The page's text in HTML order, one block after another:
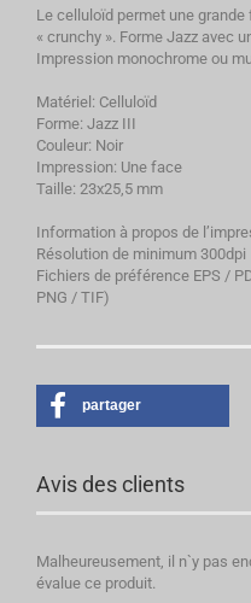
Le celluloïd permet une
« crunchy ». Forme Jazz avec
Impression monochrome ou
Matériel: Celluloïd
Forme: Jazz III
Couleur: Noir
Impression: Une face
Taille: 23x25,5 mm
Information à propos de
Résolution de minimum 300dpi
Fichiers de préférence EPS /
PNG / TIF)
partager
Avis des clients
Malheureusement, il n`y pas
évalue ce produit.